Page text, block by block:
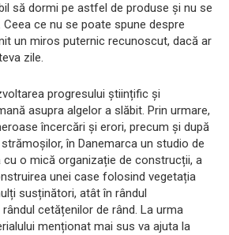
să dormi pe astfel de produse și nu se
ce nu se poate spune despre
un miros puternic recunoscut, dacă ar
zile.
progresului științific și
asupra algelor a slăbit. Prin urmare,
încercări și erori, precum și după
în Danemarca un studio de
cu o mică organizație de construcții, a
unei case folosind vegetația
susținători, atât în ​​rândul
cetățenilor de rând. La urma
menționat mai sus va ajuta la